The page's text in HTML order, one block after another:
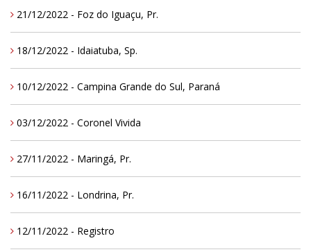
21/12/2022 - Foz do Iguaçu, Pr.
18/12/2022 - Idaiatuba, Sp.
10/12/2022 - Campina Grande do Sul, Paraná
03/12/2022 - Coronel Vivida
27/11/2022 - Maringá, Pr.
16/11/2022 - Londrina, Pr.
12/11/2022 - Registro